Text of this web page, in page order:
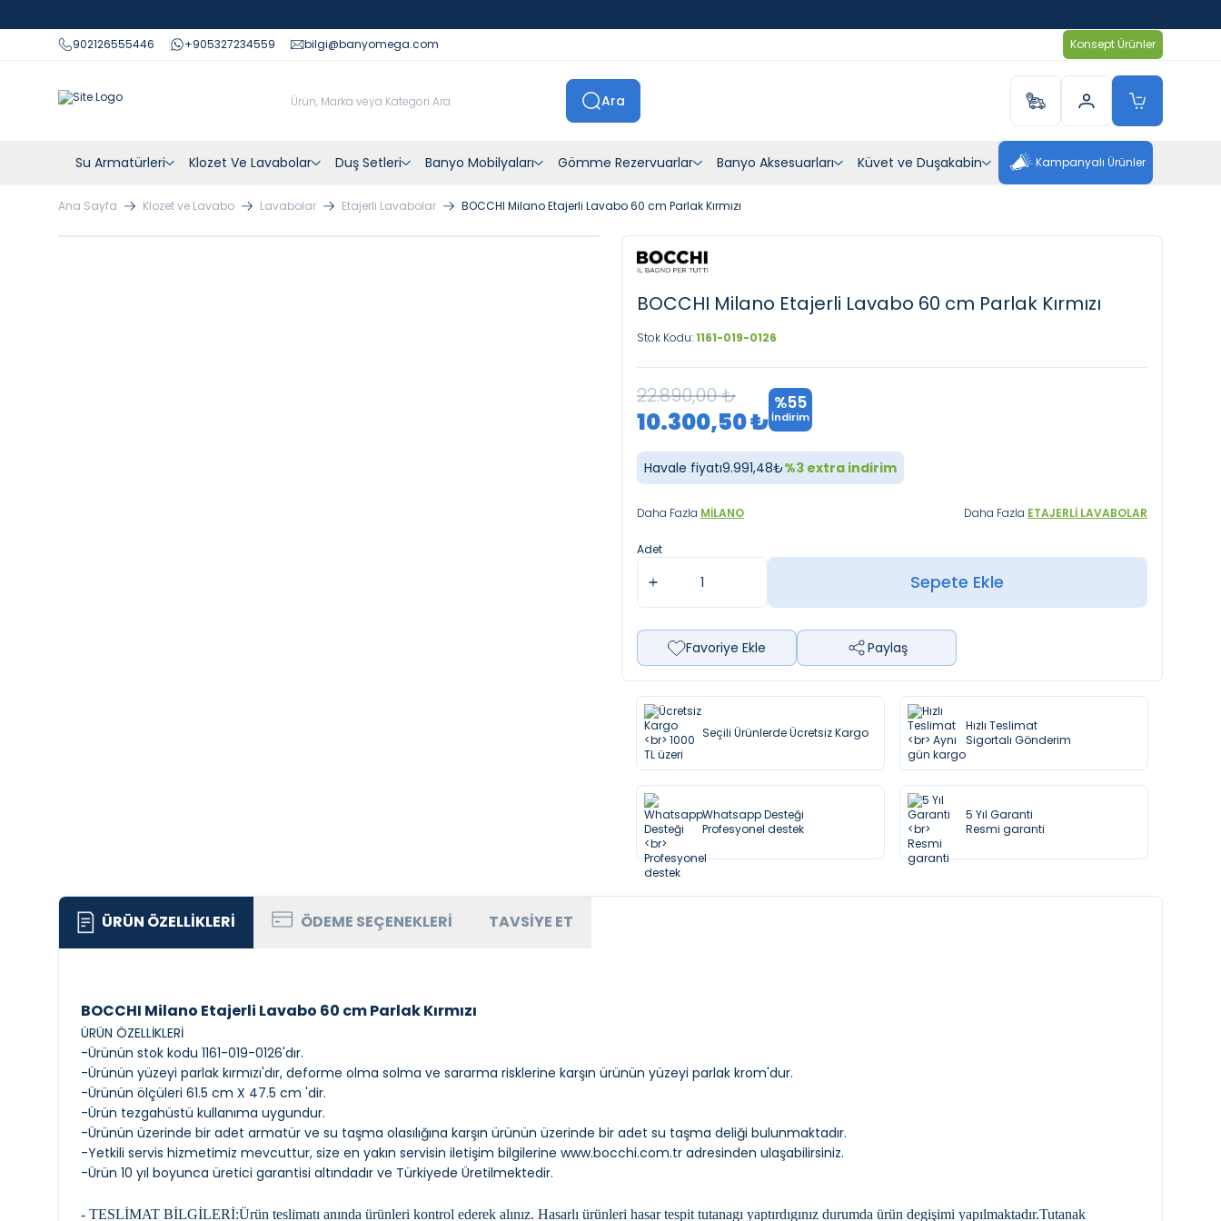
902126555446
+905327234559 bilgi@banyomega.com Konsept Ürünler
Ara
Su Armatürleri Klozet Ve Lavabolar Duş Setleri Banyo Mobilyaları Gömme Rezervuarlar Banyo Aksesuarları Küvet ve Duşakabin Kampanyalı Ürünler
Ana Sayfa Klozet ve Lavabo Lavabolar Etajerli Lavabolar BOCCHI Milano Etajerli Lavabo 60 cm Parlak Kırmızı
BOCCHI Milano Etajerli Lavabo 60 cm Parlak Kırmızı
Stok Kodu:1161-019-0126
22.890,00₺
10.300,50₺
%55
İndirim
Havale fiyatı9.991,48₺%3extra indirim
Daha Fazla MILANO Daha Fazla ETAJERLI LAVABOLAR
Adet
Sepete Ekle
Favoriye Ekle Paylaş
Seçili Ürünlerde Ücretsiz Kargo
Hızlı Teslimat
Sigortalı Gönderim
Whatsapp Desteği
Profesyonel destek
5 Yıl Garanti
Resmi garanti
ÜRÜN ÖZELLIKLERI ÖDEME SEÇENEKLERI TAVSIYE ET
BOCCHI Milano Etajerli Lavabo 60 cm Parlak Kırmızı
ÜRÜN ÖZELLİKLERİ
-Ürünün stok kodu 1161-019-0126'dır.
-Ürünün yüzeyi parlak kırmızı'dır, deforme olma solma ve sararma risklerine karşın ürünün yüzeyi parlak krom'dur.
-Ürünün ölçüleri 61.5 cm X 47.5 cm 'dir.
-Ürün tezgahüstü kullanıma uygundur.
-Ürünün üzerinde bir adet armatür ve su taşma olasılığına karşın ürünün üzerinde bir adet su taşma deliği bulunmaktadır.
-Yetkili servis hizmetimiz mevcuttur, size en yakın servisin iletişim bilgilerine www.bocchi.com.tr adresinden ulaşabilirsiniz.
-Ürün 10 yıl boyunca üretici garantisi altındadır ve Türkiyede Üretilmektedir.
- TESLİMAT BİLGİLERİ:Ürün teslimatı anında ürünleri kontrol ederek alınız. Hasarlı ürünleri hasar tespit tutanagı yaptırdıgınız durumda ürün degişimi yapılmaktadır.Tutanak